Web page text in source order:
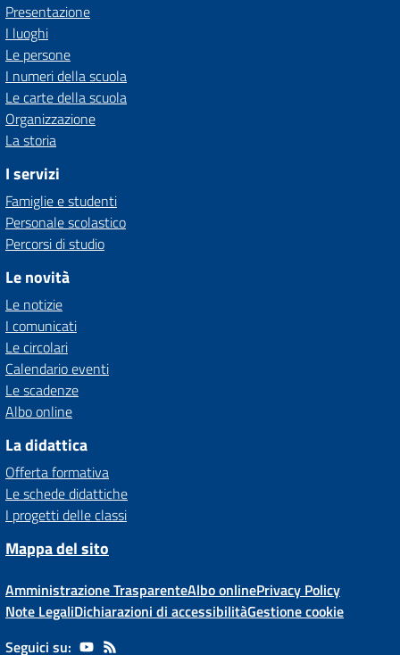
Presentazione
I luoghi
Le persone
I numeri della scuola
Le carte della scuola
Organizzazione
La storia
I servizi
Famiglie e studenti
Personale scolastico
Percorsi di studio
Le novità
Le notizie
I comunicati
Le circolari
Calendario eventi
Le scadenze
Albo online
La didattica
Offerta formativa
Le schede didattiche
I progetti delle classi
Mappa del sito
Amministrazione TrasparenteAlbo onlinePrivacy Policy
Note LegaliDichiarazioni di accessibilitàGestione cookie
Seguici su: